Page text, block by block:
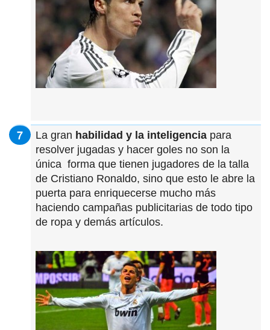
La gran habilidad y la inteligencia para
resolver jugadas y hacer goles no son la
única forma que tienen jugadores de la talla
de Cristiano Ronaldo, sino que esto le abre la
puerta para enriquecerse mucho más
haciendo campañas publicitarias de todo tipo
de ropa y demás artículos.